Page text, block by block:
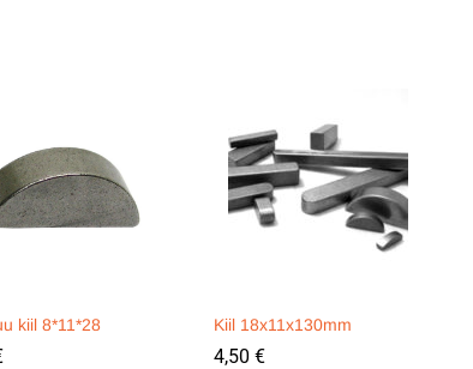
kiil 8*11*28 Kiil 18x11x130mm
4,50 €
4,50 €